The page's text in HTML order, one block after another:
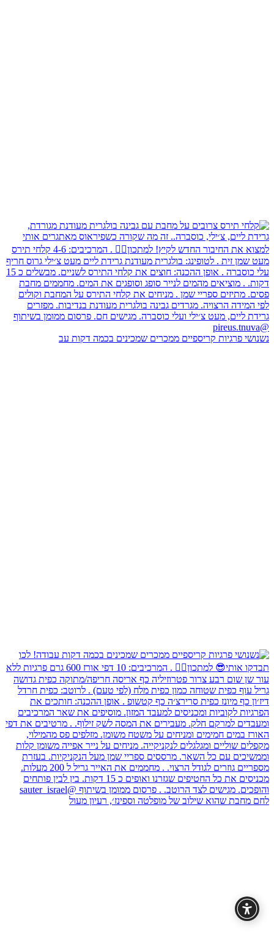
נשנושי פרגיות קריספיים ממכרים שמכינים בכמה דקות עב
לחם מחבת שהוא שילוב של מופלטה וספינז׳, רעיון מעול